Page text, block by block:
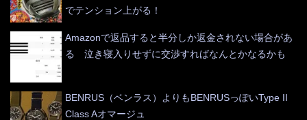
でテンション上がる！
Amazonで返品すると半分しか返金されない場合があ
る 泣き寝入りせずに交渉すればなんとかなるかも
BENRUS（ベンラス）よりもBENRUSっぽいType II
Class Aオマージュ